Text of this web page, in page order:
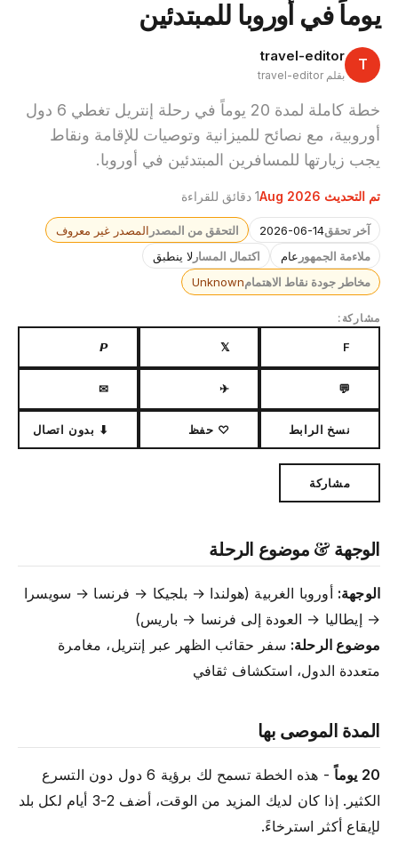
يوماً في أوروبا للمبتدئين
T
travel-editor
بقلم travel-editor
خطة كاملة لمدة 20 يوماً في رحلة إنتريل تغطي 6 دول
أوروبية، مع نصائح للميزانية وتوصيات للإقامة ونقاط
يجب زيارتها للمسافرين المبتدئين في أوروبا.
تم التحديث Aug 2026 1 دقائق للقراءة
آخر تحقق2026-06-14 التحقق من المصدر المصدر غير معروف
ملاءمة الجمهور عام اكتمال المسار لا ينطبق
مخاطر جودة نقاط الاهتمامUnknown
مشاركة:
F
𝕏
𝙋
💬
✈
✉
نسخ الرابط ♡ حفظ ⬇ بدون اتصال
مشاركة
الوجهة & موضوع الرحلة
الوجهة: أوروبا الغربية (هولندا → بلجيكا → فرنسا → سويسرا
→ إيطاليا → العودة إلى فرنسا → باريس)
موضوع الرحلة: سفر حقائب الظهر عبر إنتريل، مغامرة
متعددة الدول، استكشاف ثقافي
المدة الموصى بها
20 يوماً
- هذه الخطة تسمح لك برؤية 6 دول دون التسرع
الكثير. إذا كان لديك المزيد من الوقت، أضف 2-3 أيام لكل بلد
لإيقاع أكثر استرخاءً.